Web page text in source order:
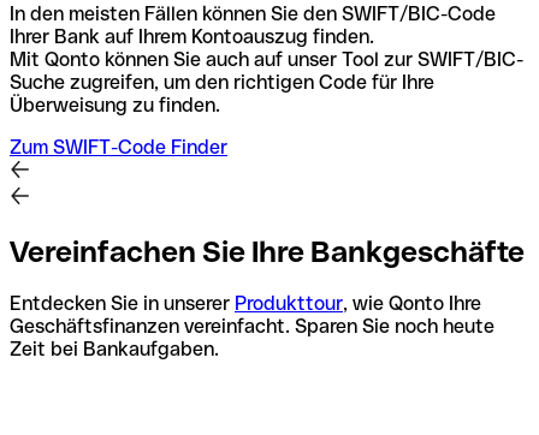
In den meisten Fällen können Sie den SWIFT/BIC-Code
Ihrer Bank auf Ihrem Kontoauszug finden.
Mit Qonto können Sie auch auf unser Tool zur SWIFT/BIC-
Suche zugreifen, um den richtigen Code für Ihre
Überweisung zu finden.
Zum SWIFT-Code Finder
Vereinfachen Sie Ihre Bankgeschäfte
Entdecken Sie in unserer Produkttour, wie Qonto Ihre
Geschäftsfinanzen vereinfacht. Sparen Sie noch heute
Zeit bei Bankaufgaben.